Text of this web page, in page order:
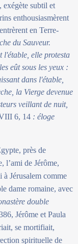
subtil et
enthousiasmèrent
en Terre-
du Sauveur.
l'étable, elle protesta
eût sous les yeux :
dans l'étable,
la Vierge devenue
veillant de nuit,
6, 14 : éloge
près de
l’ami de Jérôme,
à Jérusalem comme
dame romaine, avec
double
Jérôme et Paula
se mortifiait,
spirituelle de